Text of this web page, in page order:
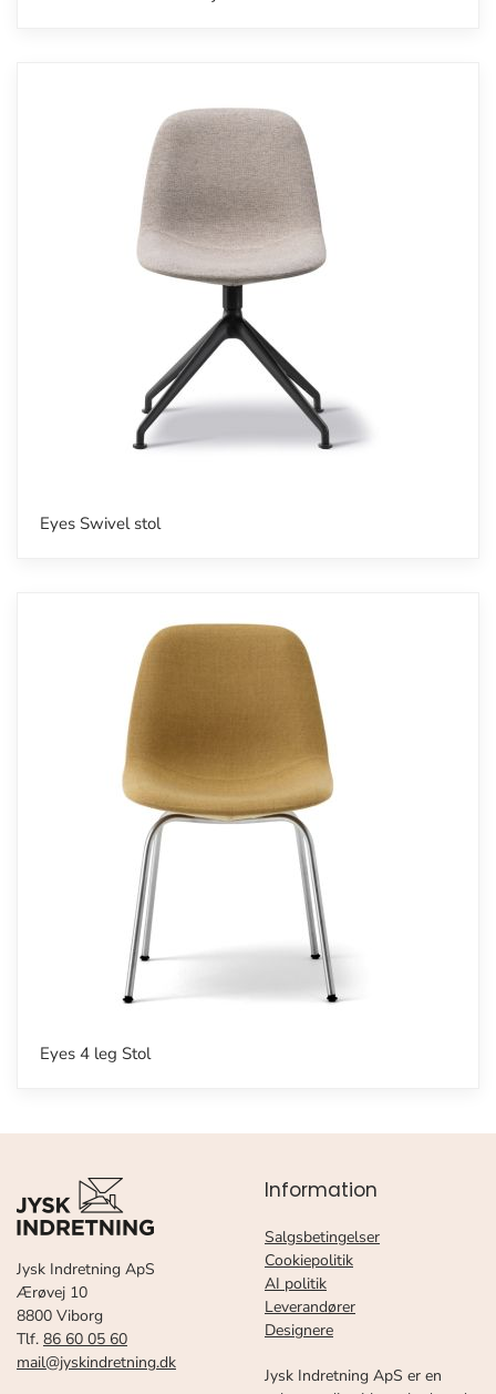
Eyes Swivel stol
Eyes 4 leg Stol
Jysk Indretning ApS
Ærøvej 10
8800 Viborg
Tlf. 86 60 05 60
mail@jyskindretning.dk
Information
Salgsbetingelser
Cookiepolitik
AI politik
Leverandører
Designere
Jysk Indretning ApS er en